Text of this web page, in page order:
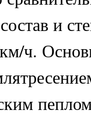
и
ч.